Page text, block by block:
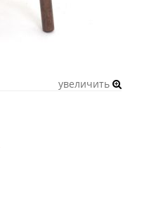
увеличить